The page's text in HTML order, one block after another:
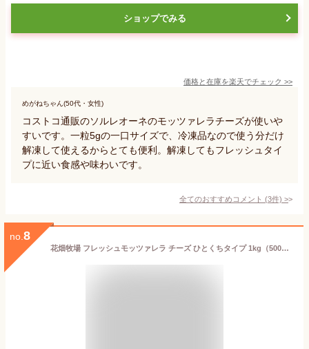
ショップでみる
価格と在庫を楽天でチェック >>
めがねちゃん(50代・女性)
コストコ通販のソルレオーネのモッツァレラチーズが使いや
すいです。一粒5gの一口サイズで、冷凍品なので使う分だけ
解凍して使えるからとても便利。解凍してもフレッシュタイ
プに近い食感や味わいです。
全てのおすすめコメント (3件) >
no. 8
花畑牧場 フレッシュモッツァレラ チーズ ひとくちタイプ 1kg（500g×2）【冷凍配送】